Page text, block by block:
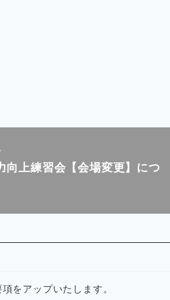
向上練習会【会場変更】につ
をアップいたします。